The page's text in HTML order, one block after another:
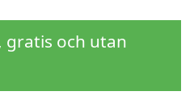
gratis och utan